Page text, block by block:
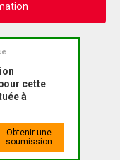
cette
à
Obtenir une
soumission